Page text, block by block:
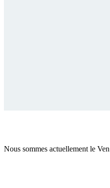
Nous sommes actuellement le